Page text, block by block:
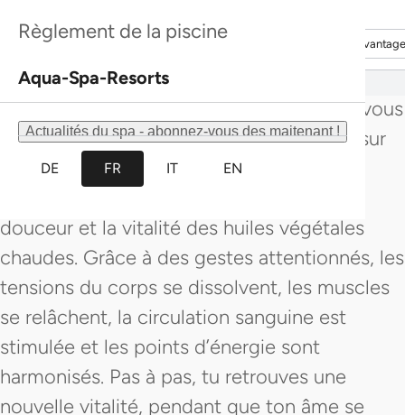
Découvrir davantage
Découvrir davantage Découvrir
Règlement de la piscine
Aqua-Spa-Resorts
Actualités du spa - abonnez-vous des maitenant !
DE FR IT EN
assiette apéritive et du Prosecco.
Le Day Spa Termali Salini You & Me Deluxe
vous offre une parenthèse précieuse, où vous
pouvez vous concentrer pleinement l’un sur
l’autre et vivre le moment présent. Un
douceur et la vitalité des huiles végétales
chaudes. Grâce à des gestes attentionnés, les
tensions du corps se dissolvent, les muscles
se relâchent, la circulation sanguine est
stimulée et les points d’énergie sont
harmonisés. Pas à pas, tu retrouves une
nouvelle vitalité, pendant que ton âme se